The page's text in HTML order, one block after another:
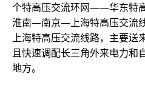
个特高压交流环网——华东特
淮南—南京—上海特高压交流
上海特高压交流线路，主要送
且快速调配长三角外来电力和
地方。